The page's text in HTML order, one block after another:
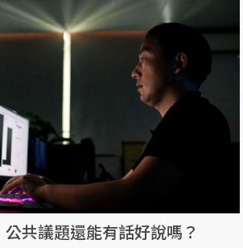
共議題還能有話好說嗎？